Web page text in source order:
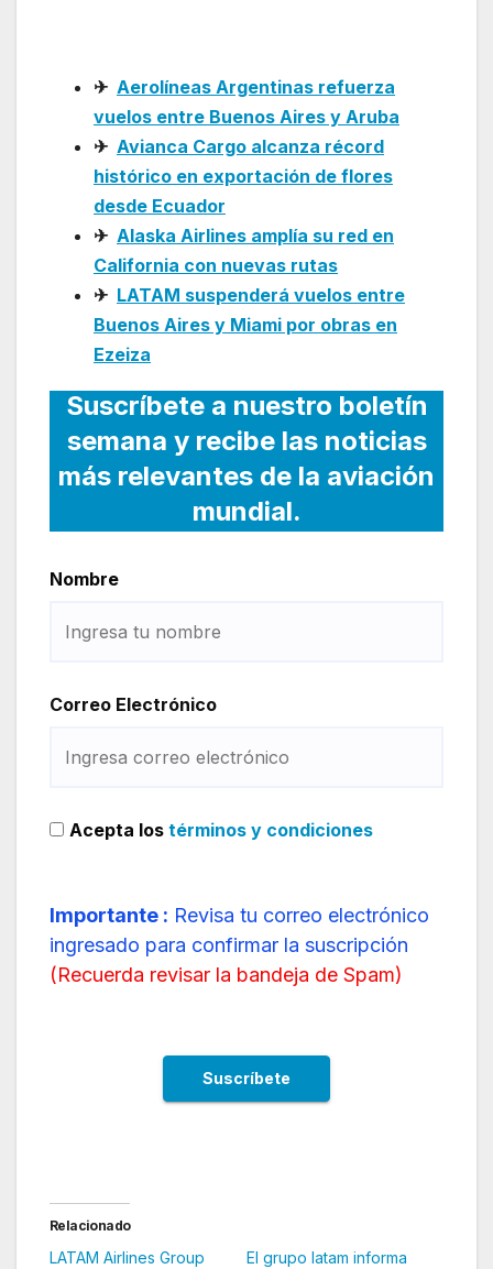
✈ Aerolíneas Argentinas refuerza
vuelos entre Buenos Aires y Aruba
✈ Avianca Cargo alcanza récord
histórico en exportación de flores
desde Ecuador
✈ Alaska Airlines amplía su red en
California con nuevas rutas
✈ LATAM suspenderá vuelos entre
Buenos Aires y Miami por obras en
Ezeiza
Suscríbete a nuestro boletín
semana y recibe las noticias
más relevantes de la aviación
mundial.
Nombre
Correo Electrónico
Acepta los términos y condiciones
Importante : Revisa tu correo electrónico
ingresado para confirmar la suscripción
(Recuerda revisar la bandeja de Spam)
Relacionado
LATAM Airlines Group
El grupo latam informa